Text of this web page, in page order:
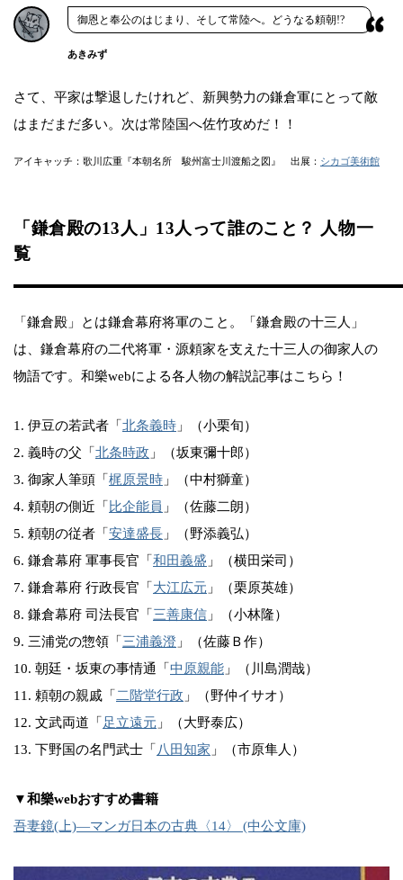
御恩と奉公のはじまり、そして常陸へ。どうなる頼朝!?
あきみず
さて、平家は撃退したけれど、新興勢力の鎌倉軍にとって敵
はまだまだ多い。次は常陸国へ佐竹攻めだ！！
アイキャッチ：歌川広重『本朝名所 駿州富士川渡船之図』 出展： シカゴ美術館
「鎌倉殿の13人」13人って誰のこと？ 人物一
覧
「鎌倉殿」とは鎌倉幕府将軍のこと。「鎌倉殿の十三人」
は、鎌倉幕府の二代将軍・源頼家を支えた十三人の御家人の
物語です。和樂webによる各人物の解説記事はこちら！
1. 伊豆の若武者「 北条義時 」（小栗旬）
2. 義時の父「 北条時政 」（坂東彌十郎）
3. 御家人筆頭「 梶原景時 」（中村獅童）
4. 頼朝の側近「 比企能員 」（佐藤二朗）
5. 頼朝の従者「 安達盛長 」（野添義弘）
6. 鎌倉幕府 軍事長官「 和田義盛 」（横田栄司）
7. 鎌倉幕府 行政長官「 大江広元 」（栗原英雄）
8. 鎌倉幕府 司法長官「 三善康信 」（小林隆）
9. 三浦党の惣領「 三浦義澄 」（佐藤Ｂ作）
10. 朝廷・坂東の事情通「 中原親能 」（川島潤哉）
11. 頼朝の親戚「 二階堂行政 」（野仲イサオ）
12. 文武両道「 足立遠元 」（大野泰広）
13. 下野国の名門武士「 八田知家 」（市原隼人）
▼和樂webおすすめ書籍
吾妻鏡(上)―マンガ日本の古典〈14〉 (中公文庫)